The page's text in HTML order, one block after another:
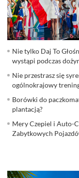
Nie tylko Daj To
wystąpi podczas
Nie przestrasz się
ogólnokrajowy
Borówki do
plantacją?
Mery Czepiel i Auto-
Zabytkowych